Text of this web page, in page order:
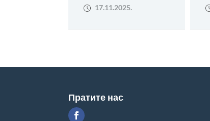
17.11.2025.
Пратите нас